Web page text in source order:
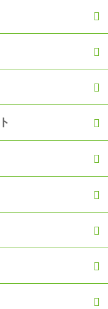
策金融公庫から300